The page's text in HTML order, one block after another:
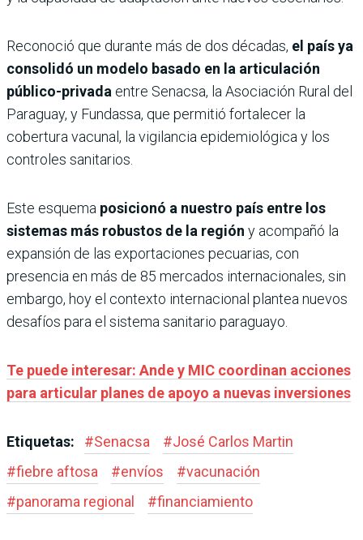
Reconoció que durante más de dos décadas, el país ya
consolidó un modelo basado en la articulación
público-privada entre Senacsa, la Asociación Rural del
Paraguay, y Fundassa, que permitió fortalecer la
cobertura vacunal, la vigilancia epidemiológica y los
controles sanitarios.
Este esquema posicionó a nuestro país entre los
sistemas más robustos de la región y acompañó la
expansión de las exportaciones pecuarias, con
presencia en más de 85 mercados internacionales, sin
embargo, hoy el contexto internacional plantea nuevos
desafíos para el sistema sanitario paraguayo.
Te puede interesar: Ande y MIC coordinan acciones
para articular planes de apoyo a nuevas inversiones
Etiquetas: #Senacsa #José Carlos Martin
#fiebre aftosa #envíos #vacunación
#panorama regional #financiamiento